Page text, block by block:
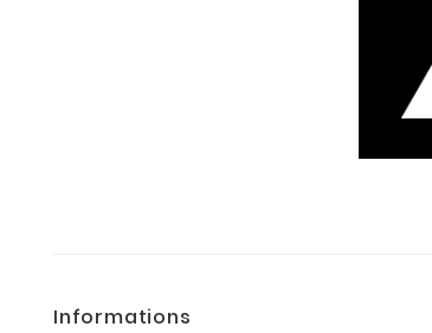
Informations